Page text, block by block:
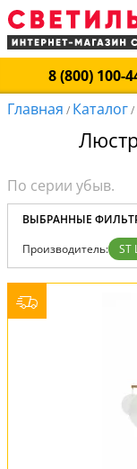
8 (800) 100-
Главная / Каталог/
ВЫБРАННЫЕ
Производитель:
ST
Вид:
Люстры